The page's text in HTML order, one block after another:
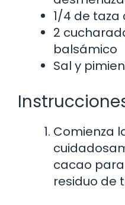
1/4 de taza
2
balsámico
Sal y
Comienza
cacao
residuo de